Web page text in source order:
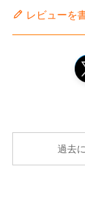
レビューを
過去